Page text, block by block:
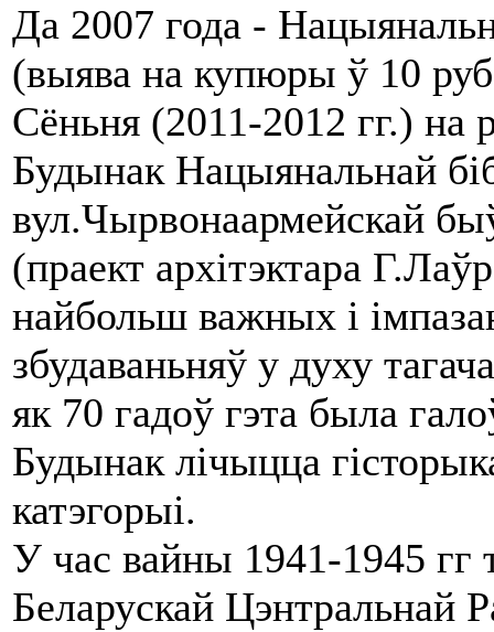
Да 2007 года -
(выява на купюры ў 10
Сёньня (2011-2012 гг.) на
Будынак Нацыянальнай
вул.Чырвонаармейскай
(праект архітэктара
найбольш важных і
збудаваньняў у духу
як 70 гадоў гэта была
Будынак лічыцца
катэгорыі.
У час вайны 1941-1945 гг
Беларускай Цэнтральнай